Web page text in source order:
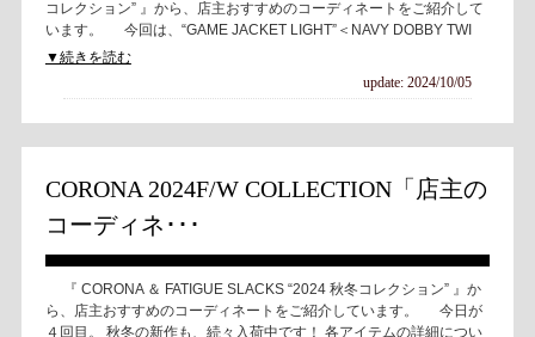
コレクション” 』から、店主おすすめのコーディネートをご紹介して
います。 今回は、“GAME JACKET LIGHT”＜NAVY DOBBY TWI
▼続きを読む
update: 2024/10/05
CORONA 2024F/W COLLECTION「店主の
コーディネ･･･
『 CORONA ＆ FATIGUE SLACKS “2024 秋冬コレクション” 』か
ら、店主おすすめのコーディネートをご紹介しています。 今日が
４回目。 秋冬の新作も、続々入荷中です！ 各アイテムの詳細につい